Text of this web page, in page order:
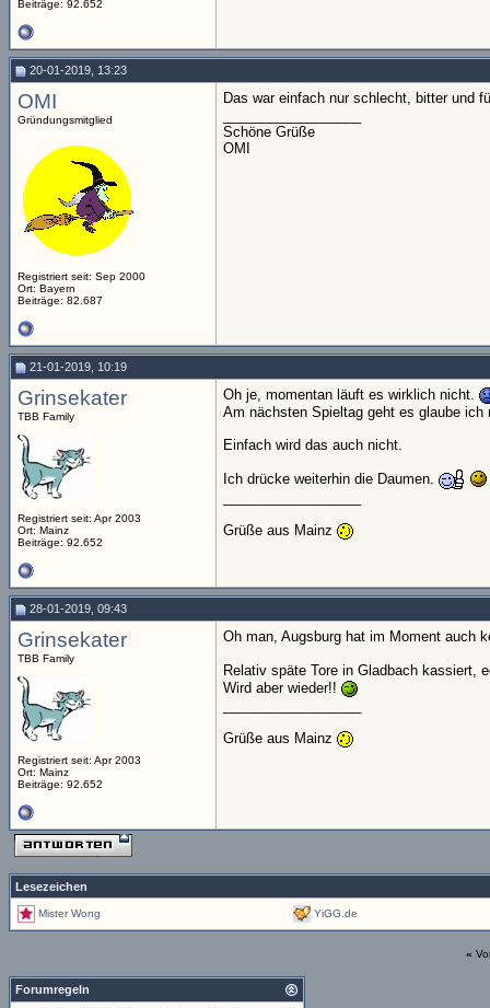
Beiträge: 92.652
20-01-2019, 13:23
OMI
Gründungsmitglied
Registriert seit: Sep 2000
Ort: Bayern
Beiträge: 82.687
Das war einfach nur schlecht, bitter und
Schöne Grüße
OMI
21-01-2019, 10:19
Grinsekater
TBB Family
Registriert seit: Apr 2003
Ort: Mainz
Beiträge: 92.652
Oh je, momentan läuft es wirklich nicht.
Am nächsten Spieltag geht es glaube ich
Einfach wird das auch nicht.
Ich drücke weiterhin die Daumen.
Grüße aus Mainz
28-01-2019, 09:43
Grinsekater
TBB Family
Registriert seit: Apr 2003
Ort: Mainz
Beiträge: 92.652
Oh man, Augsburg hat im Moment auch
Relativ späte Tore in Gladbach kassiert,
Wird aber wieder!!
Grüße aus Mainz
Lesezeichen
Mister Wong YiGG.de
«
Forumregeln